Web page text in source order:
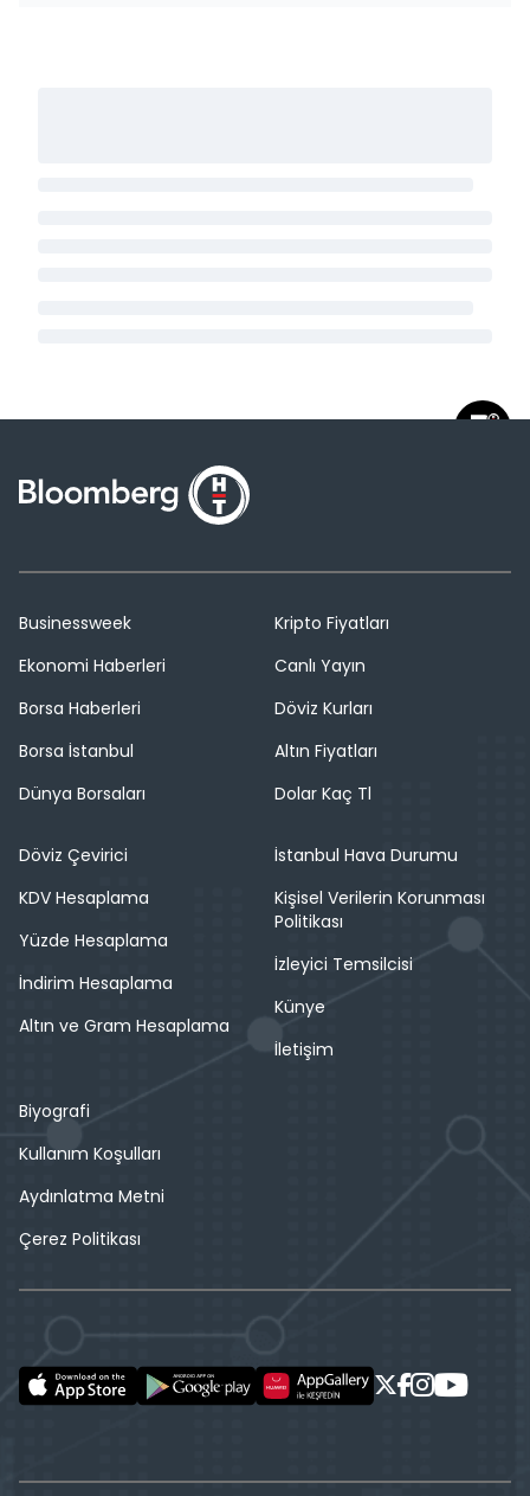
Businessweek
Ekonomi Haberleri
Borsa Haberleri
Borsa İstanbul
Dünya Borsaları
Kripto Fiyatları
Canlı Yayın
Döviz Kurları
Altın Fiyatları
Dolar Kaç Tl
Döviz Çevirici
KDV Hesaplama
Yüzde Hesaplama
İndirim Hesaplama
Altın ve Gram Hesaplama
İstanbul Hava Durumu
Kişisel Verilerin Korunması
Politikası
İzleyici Temsilcisi
Künye
İletişim
Biyografi
Kullanım Koşulları
Aydınlatma Metni
Çerez Politikası